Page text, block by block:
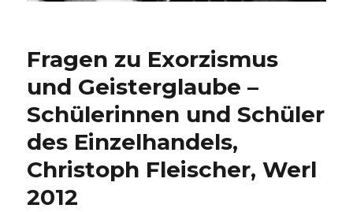
Fragen zu Exorzismus
und Geisterglaube –
Schülerinnen und Schüler
des Einzelhandels,
Christoph Fleischer, Werl
2012